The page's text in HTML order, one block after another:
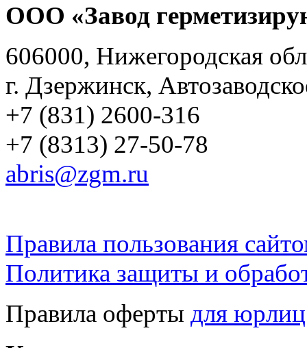
ООО «Завод
606000, Нижегородская
г. Дзержинск,
+7 (831) 2600-316
+7 (8313) 27-50-78
abris@zgm.ru
Правила пользования
Политика защиты и
Правила оферты для